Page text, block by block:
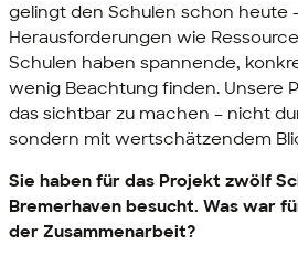
gelingt den Schulen schon heute
Herausforderungen wie
Schulen haben spannende,
wenig Beachtung finden. Unsere
das sichtbar zu machen – nicht
sondern mit wertschätzendem
Sie haben für das Projekt zwölf
Bremerhaven besucht. Was war
der Zusammenarbeit?